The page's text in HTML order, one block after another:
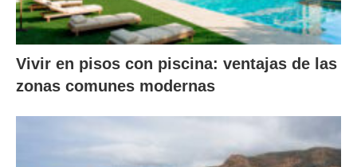
Vivir en pisos con piscina: ventajas de las
zonas comunes modernas